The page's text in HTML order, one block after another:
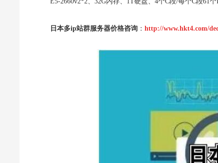
日本多ip站群服务器价格咨询 ： http://www.hkt4.com/